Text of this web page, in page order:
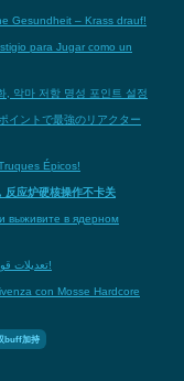
Gesundheit – Krass drauf!
para Jugar como un
, 악마 저항 명성 포인트 설정
イントで最強のリアクター
Épicos!
应炉硬核操作不卡关
выживите в ядерном
Nucleares: تعديلات قوية وحيل ملحمية لتحكم كامل في المفاعل النووي!
con Mosse Hardcore
buff加持